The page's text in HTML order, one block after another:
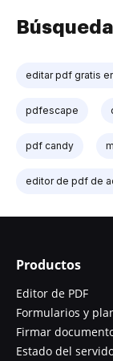
editar pdf gratis
pdfescape
pdf candy
editor de pdf de
Productos
Editor de PDF
Formularios y
Firmar
Estado del